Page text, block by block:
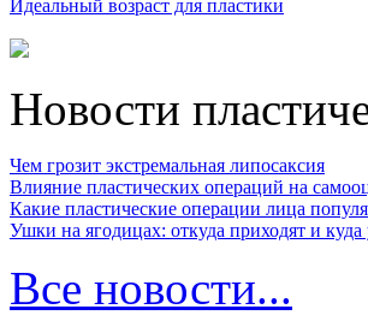
Идеальный возраст для пластики
Новости
Чем грозит экстремальная липосаксия
Влияние пластических операций на
Какие пластические операции лица
Ушки на ягодицах: откуда приходят и куда
Все новости...